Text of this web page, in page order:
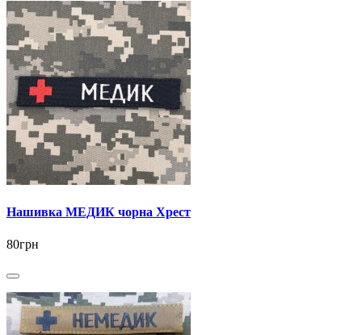
Нашивка МЕДИК чорна Хрест
80грн